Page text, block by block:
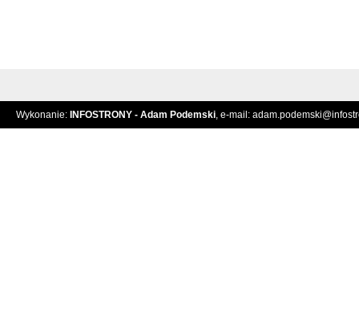
Wykonanie: INFOSTRONY - Adam Podemski, e-mail: